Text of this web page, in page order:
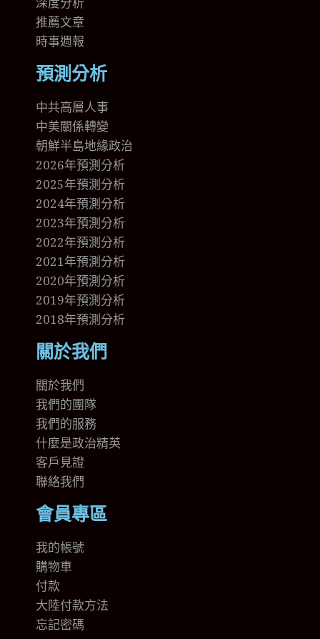
推薦文章
時事週報
預測分析
中共高層人事
中美關係轉變
朝鮮半島地緣政治
2026年預測分析
2025年預測分析
2024年預測分析
2023年預測分析
2022年預測分析
2021年預測分析
2020年預測分析
2019年預測分析
2018年預測分析
關於我們
關於我們
我們的團隊
我們的服務
什麼是政治精英
客戶見證
聯絡我們
會員專區
我的帳號
購物車
付款
大陸付款方法
忘記密碼